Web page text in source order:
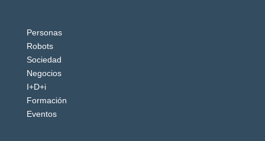
Personas
Robots
Sociedad
Negocios
I+D+i
Formación
Eventos